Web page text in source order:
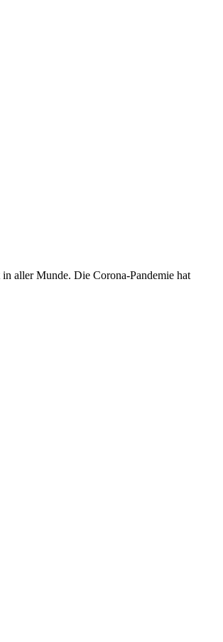
aller Munde. Die Corona-Pandemie hat